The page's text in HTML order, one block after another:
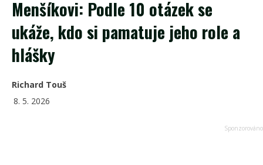
Menšíkovi: Podle 10 otázek se
ukáže, kdo si pamatuje jeho role a
hlášky
Richard Touš
8. 5. 2026